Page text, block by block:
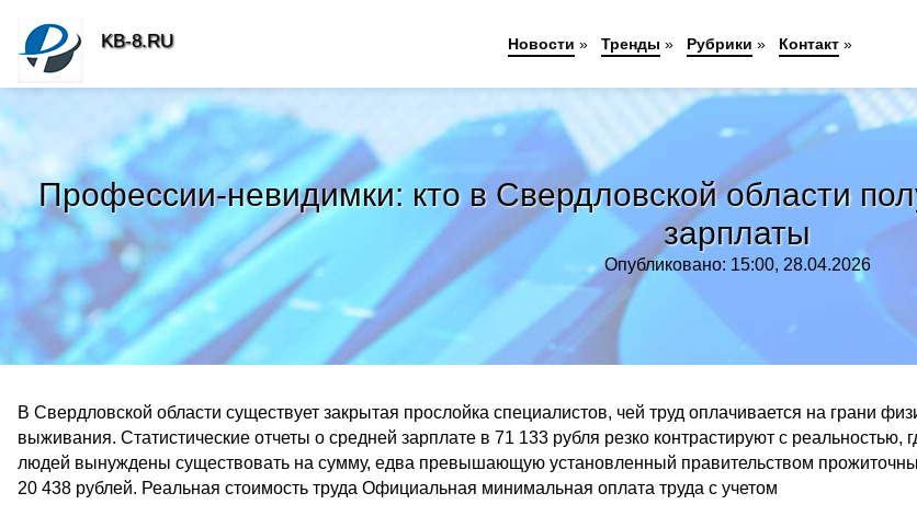
Профессии-невидимки: кто в Свердловской области
зарплаты
Опубликовано: 15:00, 28.04.2026
В Свердловской области существует закрытая прослойка специалистов, чей труд оплачивается на грани
выживания. Статистические отчеты о средней зарплате в 71 133 рубля резко контрастируют с реальностью,
людей вынуждены существовать на сумму, едва превышающую установленный правительством
20 438 рублей. Реальная стоимость труда Официальная минимальная оплата труда с учетом
KB-8.RU Новости » Тренды » Рубрики » Контакт »